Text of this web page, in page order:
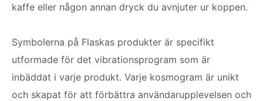
kaffe eller någon annan dryck du avnjuter ur koppen.
Symbolerna på Flaskas produkter är specifikt
utformade för det vibrationsprogram som är
inbäddat i varje produkt. Varje kosmogram är unikt
och skapat för att förbättra användarupplevelsen och